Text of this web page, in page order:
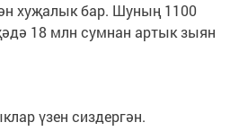
хуҗалык бар. Шуның 1100
18 млн сумнан артык зыян
үзен сиздергән.